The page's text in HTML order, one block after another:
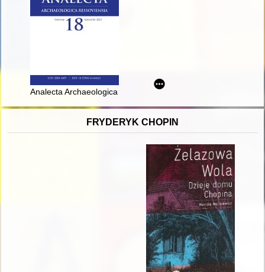
Analecta Archaeologica Ressoviensia. Vol. 18 (2023)
FRYDERYK CHOPIN